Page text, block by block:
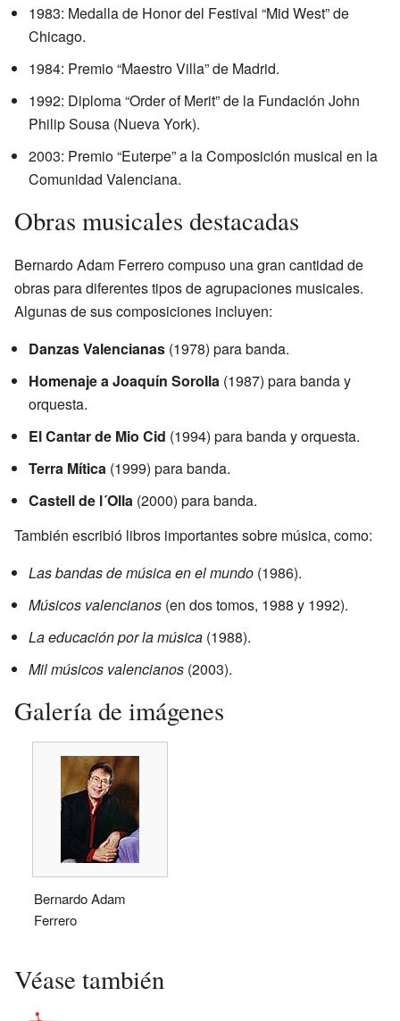
1983: Medalla de Honor del Festival “Mid West” de
Chicago.
1984: Premio “Maestro Villa” de Madrid.
1992: Diploma “Order of Merit” de la Fundación John
Philip Sousa (Nueva York).
2003: Premio “Euterpe” a la Composición musical en la
Comunidad Valenciana.
Obras musicales destacadas
Bernardo Adam Ferrero compuso una gran cantidad de
obras para diferentes tipos de agrupaciones musicales.
Algunas de sus composiciones incluyen:
Danzas Valencianas (1978) para banda.
Homenaje a Joaquín Sorolla (1987) para banda y
orquesta.
El Cantar de Mio Cid (1994) para banda y orquesta.
Terra Mítica (1999) para banda.
Castell de l´Olla (2000) para banda.
También escribió libros importantes sobre música, como:
Las bandas de música en el mundo (1986).
Músicos valencianos (en dos tomos, 1988 y 1992).
La educación por la música (1988).
Mil músicos valencianos (2003).
Galería de imágenes
Bernardo Adam
Ferrero
Véase también